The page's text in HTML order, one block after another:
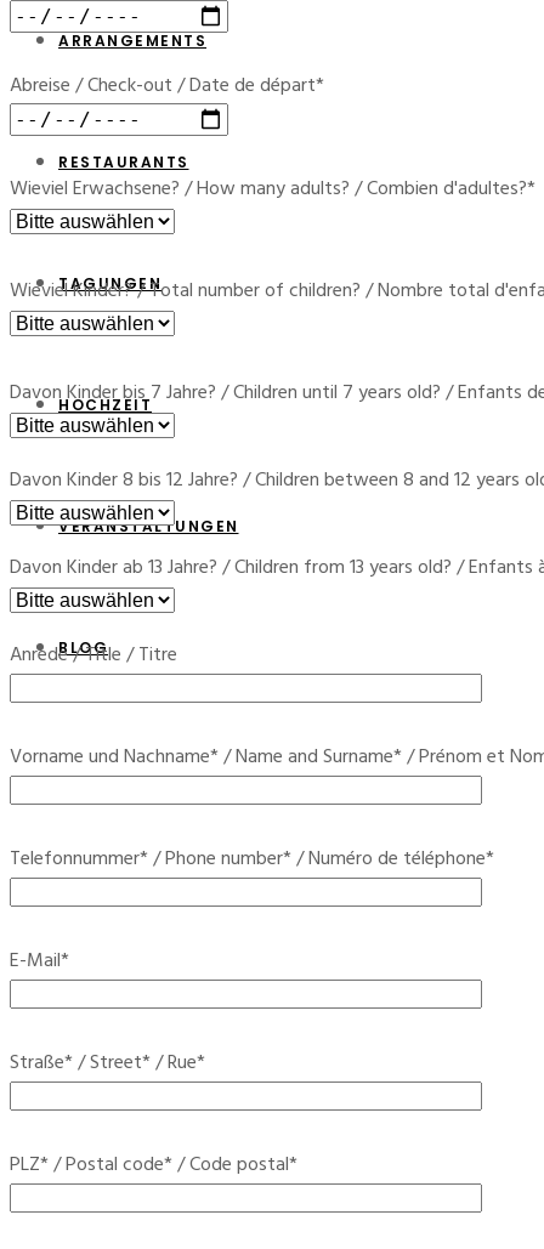
ARRANGEMENTS
RESTAURANTS
TAGUNGEN
HOCHZEIT
VERANSTALTUNGEN
BLOG
Bitte lasse dieses Feld leer.
Abreise / Check-out / Date de départ*
Bitte lasse dieses Feld leer.
Wieviel Erwachsene? / How many adults? / Combien d'adultes?*
Wieviel Kinder? / Total number of children? / Nombre total
Davon Kinder bis 7 Jahre? / Children until 7 years old? / Enfants
Bitte lasse dieses Feld leer.
Davon Kinder 8 bis 12 Jahre? / Children between 8 and 12 years
Bitte lasse dieses Feld leer.
Davon Kinder ab 13 Jahre? / Children from 13 years old? / Enfants
Anrede / Title / Titre
Vorname und Nachname* / Name and Surname* / Prénom et
Telefonnummer* / Phone number* / Numéro de téléphone*
E-Mail*
Straße* / Street* / Rue*
PLZ* / Postal code* / Code postal*